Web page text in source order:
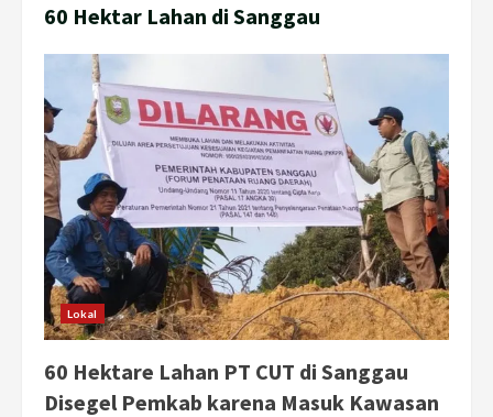
60 Hektar Lahan di Sanggau
Lokal
60 Hektare Lahan PT CUT di Sanggau
Disegel Pemkab karena Masuk Kawasan